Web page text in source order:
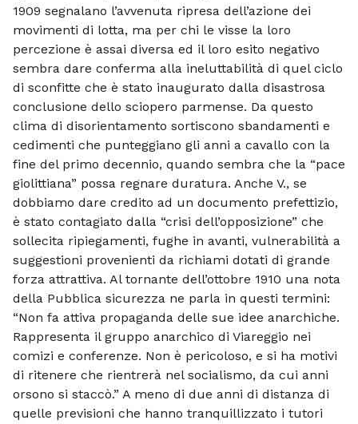
1909 segnalano l’avvenuta ripresa dell’azione dei
movimenti di lotta, ma per chi le visse la loro
percezione è assai diversa ed il loro esito negativo
sembra dare conferma alla ineluttabilità di quel ciclo
di sconfitte che è stato inaugurato dalla disastrosa
conclusione dello sciopero parmense. Da questo
clima di disorientamento sortiscono sbandamenti e
cedimenti che punteggiano gli anni a cavallo con la
fine del primo decennio, quando sembra che la “pace
giolittiana” possa regnare duratura. Anche V., se
dobbiamo dare credito ad un documento prefettizio,
è stato contagiato dalla “crisi dell’opposizione” che
sollecita ripiegamenti, fughe in avanti, vulnerabilità a
suggestioni provenienti da richiami dotati di grande
forza attrattiva. Al tornante dell’ottobre 1910 una nota
della Pubblica sicurezza ne parla in questi termini:
“Non fa attiva propaganda delle sue idee anarchiche.
Rappresenta il gruppo anarchico di Viareggio nei
comizi e conferenze. Non è pericoloso, e si ha motivi
di ritenere che rientrerà nel socialismo, da cui anni
orsono si staccò.” A meno di due anni di distanza di
quelle previsioni che hanno tranquillizzato i tutori